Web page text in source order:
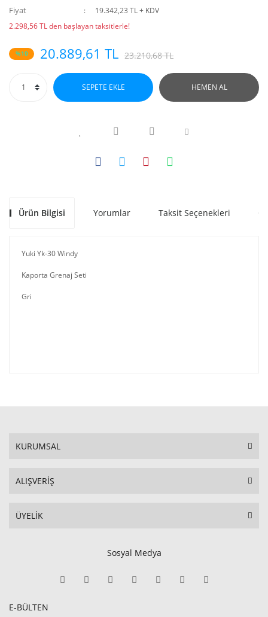
Fiyat
19.342,23 TL + KDV
2.298,56 TL den başlayan taksitlerle!
%10 20.889,61 TL 23.210,68 TL
SEPETE EKLE HEMEN AL
Ürün Bilgisi Yorumlar Taksit Seçenekleri
Yuki Yk-30 Windy
Kaporta Grenaj Seti
Gri
KURUMSAL
ALIŞVERİŞ
ÜYELİK
Sosyal Medya
E-BÜLTEN